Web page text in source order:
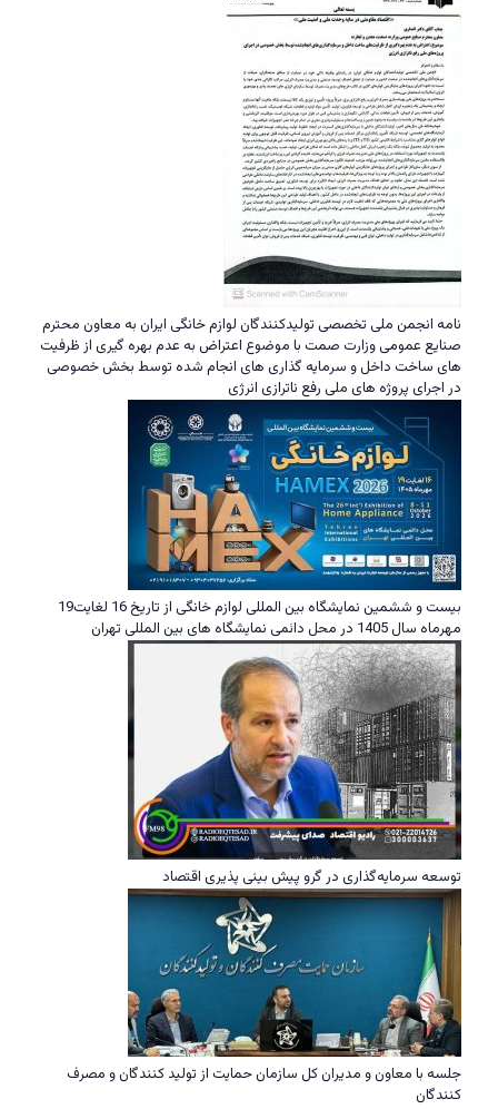
نامه انجمن ملی تخصصی تولیدکنندگان لوازم خانگی ایران به معاون محترم
صنایع عمومی وزارت صمت با موضوع اعتراض به عدم بهره گیری از ظرفیت
های ساخت داخل و سرمایه گذاری های انجام شده توسط بخش خصوصی
در اجرای پروژه های ملی رفع ناترازی انرژی
بیست و ششمین نمایشگاه بین المللی لوازم خانگی از تاریخ 16 لغایت19
مهرماه سال 1405 در محل دائمی نمایشگاه های بین المللی تهران
توسعه سرمایه‌گذاری در گرو پیش بینی پذیری اقتصاد
جلسه با معاون و مدیران کل سازمان حمایت از تولید کنندگان و مصرف
کنندگان